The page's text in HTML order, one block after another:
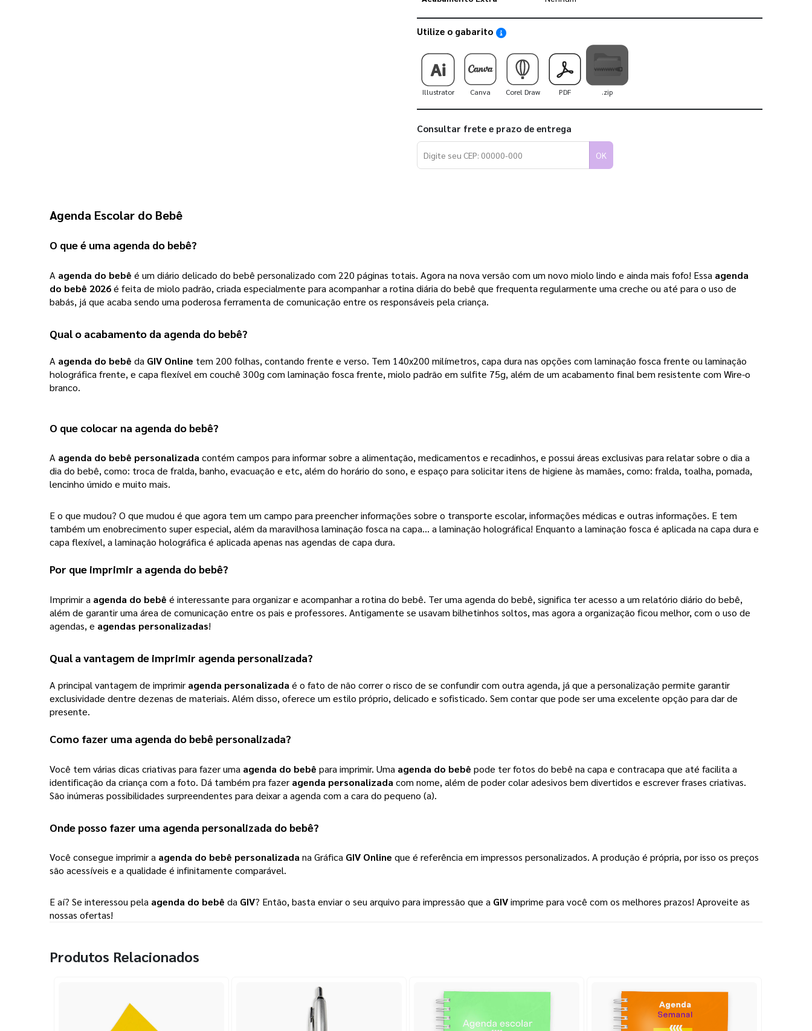
Utilize o gabarito Saiba como utilizar os nossos gabaritos
Illustrator Canva Corel Draw PDF .zip
Consultar frete e prazo de entrega
OK
Agenda Escolar do Bebê
O que é uma agenda do bebê?
A agenda do bebê é um diário delicado do bebê personalizado com 220 páginas totais. Agora na nova versão com um novo miolo lindo e ainda mais fofo! Essa agenda
do bebê 2026é feita de miolo padrão, criada especialmente para acompanhar a rotina diária do bebê que frequenta regularmente uma creche ou até para o uso de
babás, já que acaba sendo uma poderosa ferramenta de comunicação entre os responsáveis pela criança.
Qual o acabamento da agenda do bebê?
A agenda do bebê da GIV Online tem 200 folhas, contando frente e verso. Tem 140x200 milímetros, capa dura nas opções com laminação fosca frente ou laminação
holográfica frente, e capa flexível em couchê 300g com laminação fosca frente, miolo padrão em sulfite 75g, além de um acabamento final bem resistente com Wire-o
branco.
O que colocar na agenda do bebê?
A agenda do bebê personalizadacontém campos para informar sobre a alimentação, medicamentos e recadinhos, e possui áreas exclusivas para relatar sobre o dia a
dia do bebê, como: troca de fralda, banho, evacuação e etc, além do horário do sono, e espaço para solicitar itens de higiene às mamães, como: fralda, toalha, pomada,
lencinho úmido e muito mais.
E o que mudou? O que mudou é que agora tem um campo para preencher informações sobre o transporte escolar, informações médicas e outras informações. E tem
também um enobrecimento super especial, além da maravilhosa laminação fosca na capa… a laminação holográfica! Enquanto a laminação fosca é aplicada na capa dura e
capa flexível, a laminação holográfica é aplicada apenas nas agendas de capa dura.
Por que imprimir a agenda do bebê?
Imprimir a agenda do bebê é interessante para organizar e acompanhar a rotina do bebê. Ter uma agenda do bebê, significa ter acesso a um relatório diário do bebê,
além de garantir uma área de comunicação entre os pais e professores. Antigamente se usavam bilhetinhos soltos, mas agora a organização ficou melhor, com o uso de
agendas, e agendas personalizadas!
Qual a vantagem de imprimir agenda personalizada?
A principal vantagem de imprimir agenda personalizada é o fato de não correr o risco de se confundir com outra agenda, já que a personalização permite garantir
exclusividade dentre dezenas de materiais. Além disso, oferece um estilo próprio, delicado e sofisticado. Sem contar que pode ser uma excelente opção para dar de
presente.
Como fazer uma agenda do bebê personalizada?
Você tem várias dicas criativas para fazer uma agenda do bebê para imprimir. Uma agenda do bebê pode ter fotos do bebê na capa e contracapa que até facilita a
identificação da criança com a foto. Dá também pra fazer agenda personalizada com nome, além de poder colar adesivos bem divertidos e escrever frases criativas.
São inúmeras possibilidades surpreendentes para deixar a agenda com a cara do pequeno (a).
Onde posso fazer uma agenda personalizada do bebê?
Você consegue imprimir a agenda do bebê personalizadana Gráfica GIV Online que é referência em impressos personalizados. A produção é própria, por isso os preços
são acessíveis e a qualidade é infinitamente comparável.
E aí? Se interessou pela agenda do bebê da GIV? Então, basta enviar o seu arquivo para impressão que a GIV imprime para você com os melhores prazos! Aproveite as
nossas ofertas!
Produtos Relacionados